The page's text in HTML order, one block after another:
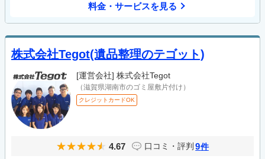
料金・サービスを見る
株式会社Tegot(遺品整理のテゴット)
[運営会社] 株式会社Tegot
（滋賀県湖南市のゴミ屋敷片付け）
クレジットカードOK
4.67 口コミ・評判 9件